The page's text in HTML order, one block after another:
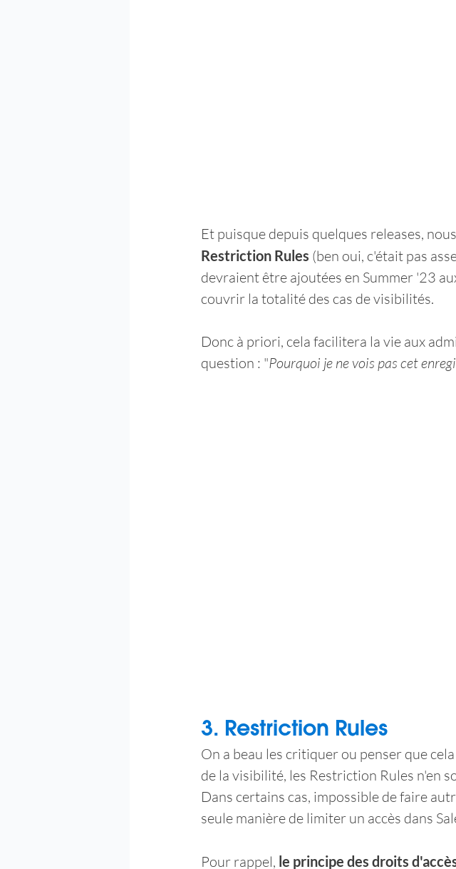
Et puisque depuis quelques releases,
Restriction Rules (ben oui, c'était pas
devraient être ajoutées en Summer '23
couvrir la totalité des cas de visibilités.
Donc à priori, cela facilitera la vie aux
question : "Pourquoi je ne vois pas cet
3. Restriction Rules
On a beau les critiquer ou penser que
de la visibilité, les Restriction Rules n'en
Dans certains cas, impossible de faire
seule manière de limiter un accès dans
Pour rappel, le principe des droits